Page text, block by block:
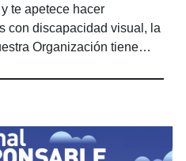
te apetece hacer
con discapacidad visual, la
Organización tiene
de ella y por eso te